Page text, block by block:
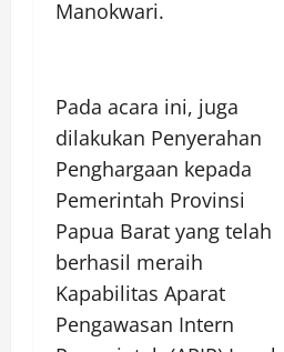
Manokwari.
Pada acara ini, juga
dilakukan Penyerahan
Penghargaan kepada
Pemerintah Provinsi
Papua Barat yang telah
berhasil meraih
Kapabilitas Aparat
Pengawasan Intern